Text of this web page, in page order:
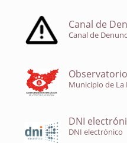
Canal de
Canal de
Municipio de La
DNI
DNI electrónico